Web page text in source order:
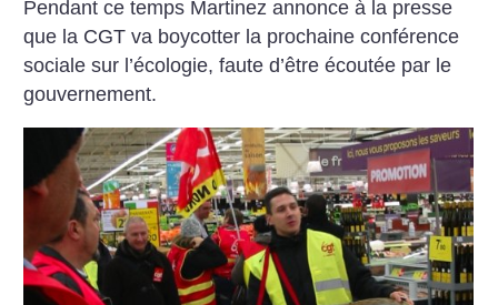
Pendant ce temps Martinez annonce à la presse
que la CGT va boycotter la prochaine conférence
sociale sur l’écologie, faute d’être écoutée par le
gouvernement.